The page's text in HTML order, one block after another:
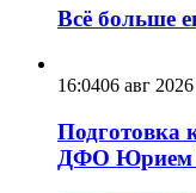
Всё больше
16:0406 авг 2026
Подготовка
ДФО Юрием